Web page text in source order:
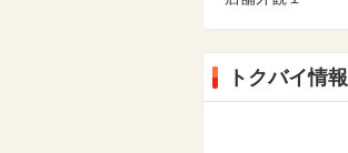
トクバイ情報